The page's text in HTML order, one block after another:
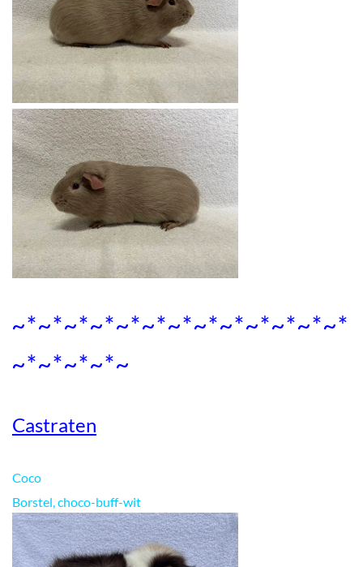
~*~*~*~*~*~*~*~*~*~*~*~*~*
~*~*~*~*~
Castraten
Coco
Borstel, choco-buff-wit